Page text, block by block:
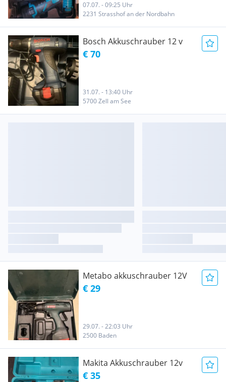
07.07. - 09:25 Uhr
2231 Strasshof an der Nordbahn
Bosch Akkuschrauber 12 v
€ 70
31.07. - 13:40 Uhr
5700 Zell am See
Metabo akkuschrauber 12V
€ 29
29.07. - 22:03 Uhr
2500 Baden
Makita Akkuschrauber 12v
€ 35